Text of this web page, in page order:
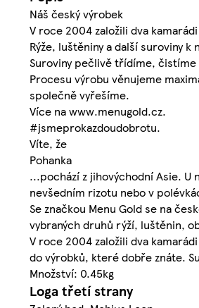
Náš český výrobek
V roce 2004 založili dva
Rýže, luštěniny a další suroviny
Suroviny pečlivě třídíme,
Procesu výrobu věnujeme
společně vyřešíme.
Více na www.menugold.cz.
#jsmeprokazdoudobrotu.
Víte, že
Pohanka
...pochází z jihovýchodní Asie.
nevšedním rizotu nebo v
Se značkou Menu Gold se na
vybraných druhů rýží, luštěnin,
V roce 2004 založili dva
do výrobků, které dobře znáte.
Množství: 0.45kg
Loga třetí strany